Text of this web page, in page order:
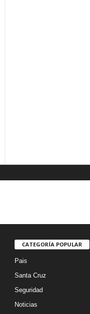
CATEGORÍA POPULAR
Pais
Santa Cruz
Seguridad
Noticias